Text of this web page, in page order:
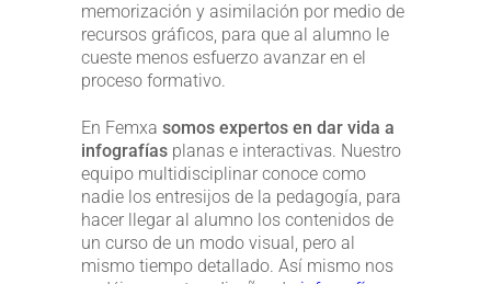
memorización y asimilación por medio de
recursos gráficos, para que al alumno le
cueste menos esfuerzo avanzar en el
proceso formativo.
En Femxa somos expertos en dar vida a
infografías planas e interactivas. Nuestro
equipo multidisciplinar conoce como
nadie los entresijos de la pedagogía, para
hacer llegar al alumno los contenidos de
un curso de un modo visual, pero al
mismo tiempo detallado. Así mismo nos